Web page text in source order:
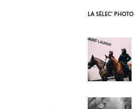
LA SÉLEC’ PHOTO